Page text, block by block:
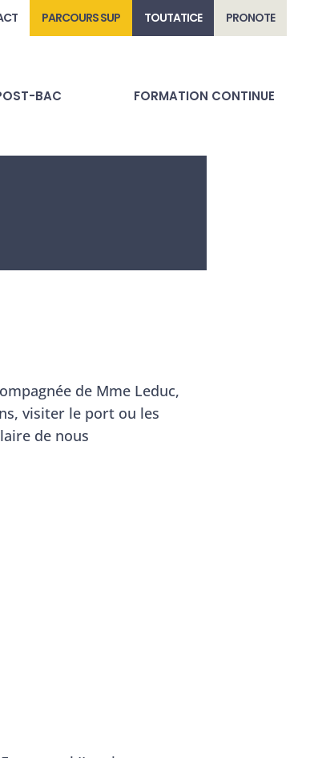
PARCOURS SUP TOUTATICE PRONOTE
BAC FORMATION CONTINUE
de Mme Leduc,
visiter le port ou les
de nous